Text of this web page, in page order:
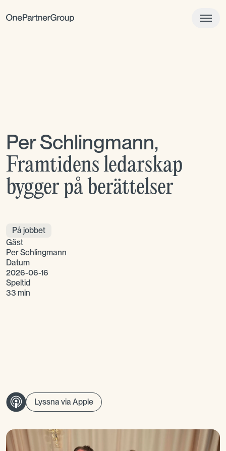
Per Schlingmann,
Framtidens ledarskap
bygger på berättelser
På jobbet
Gäst
Per Schlingmann
Datum
2026-06-16
Speltid
33 min
Lyssna via Apple